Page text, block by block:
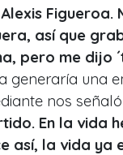
Figueroa.
así que
pero me dijo
generaría una
nos
En la vida
así, la vida ya